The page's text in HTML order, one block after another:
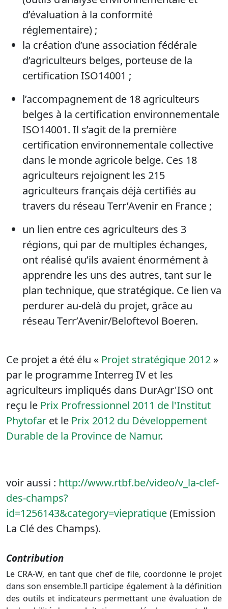
(outils d’analyse environnementale et
d’évaluation à la conformité
réglementaire) ;
la création d’une association fédérale
d’agriculteurs belges, porteuse de la
certification ISO14001 ;
l’accompagnement de 18 agriculteurs
belges à la certification environnementale
ISO14001. Il s’agit de la première
certification environnementale collective
dans le monde agricole belge. Ces 18
agriculteurs rejoignent les 215
agriculteurs français déjà certifiés au
travers du réseau Terr’Avenir en France ;
un lien entre ces agriculteurs des 3
régions, qui par de multiples échanges,
ont réalisé qu’ils avaient énormément à
apprendre les uns des autres, tant sur le
plan technique, que stratégique. Ce lien va
perdurer au-delà du projet, grâce au
réseau Terr’Avenir/Beloftevol Boeren.
Ce projet a été élu « Projet stratégique 2012 »
par le programme Interreg IV et les
agriculteurs impliqués dans DurAgr'ISO ont
reçu le Prix Profressionnel 2011 de l'Institut
Phytofar et le Prix 2012 du Développement
Durable de la Province de Namur.
voir aussi : http://www.rtbf.be/video/v_la-clef-
des-champs?
id=1256143&category=viepratique(Emission
La Clé des Champs).
Contribution
Le CRA-W, en tant que chef de file, coordonne le projet
dans son ensemble.Il participe également à la définition
des outils et indicateurs permettant une évaluation de